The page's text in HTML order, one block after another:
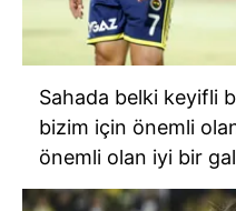
Sahada belki keyifli
bizim için önemli
önemli olan iyi bir